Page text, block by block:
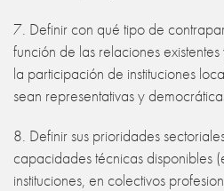
7. Definir con qué tipo de
función de las relaciones
la participación de instituciones
sean representativas y
8. Definir sus prioridades
capacidades técnicas disponibles
instituciones, en colectivos